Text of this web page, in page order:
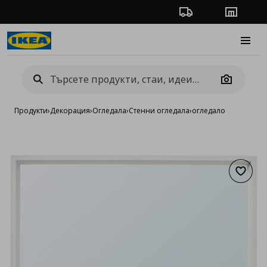
Проследяване на
Camera
Продукти›Декорация›Огледала›Стенни огледала›огледало